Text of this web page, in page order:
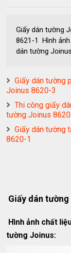
Giấy dán tường
8621-1 Hình
dán tường
Giấy dán tường
Joinus 8620-3
Thi công giấy
tường Joinus
Giấy dán tường
8620-1
Giấy dán
Hình ảnh chất
tường Joinus: